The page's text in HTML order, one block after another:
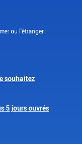
ou l'étranger :
souhaitez
5 jours ouvrés